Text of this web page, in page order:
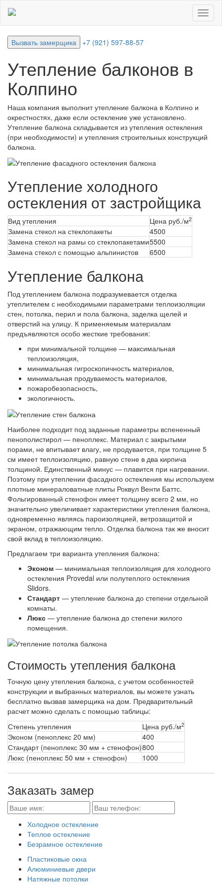
Вызвать замерщика +7 (921) 597-88-57
Утепление балконов в
Колпино
Наша компания выполнит утепление балкона в Колпино и
окрестностях, даже если остекление уже установлено.
Утепление балкона складывается из утепления остекления
(при необходимости) и утепления строительных конструкций
балкона.
Утепление холодного
остекления от застройщика
Вид утепления Цена руб./м2
Замена стекол на стеклопакеты
4500
Замена стекол на рамы со стеклопакетами5500
Замена стекол с помощью альпинистов
6500
Утепление балкона
Под утеплением балкона подразумевается отделка
утеплителем с необходимыми параметрами теплоизоляции
стен, потолка, перил и пола балкона, заделка щелей и
отверстий на улицу. К применяемым материалам
предъявляются особо жесткие требования:
при минимальной толщине — максимальная
теплоизоляция,
минимальная гигроскопичность материалов,
минимальная продуваемость материалов,
пожаробезопасность,
экологичность.
Наиболее подходит под заданные параметры вспененный
пенополистирол — пеноплекс. Материал с закрытыми
порами, не впитывает влагу, не продувается, при толщине 5
см имеет теплоизоляцию, равную стене в два кирпича
толщиной. Единственный минус — плавится при нагревании.
Поэтому при утеплении фасадного остекления мы используем
плотные минераловатные плиты Роквул Венти Баттс.
Фольгированный стенофон имеет толщину всего 2 мм, но
значительно увеличивает характеристики утепления балкона,
одновременно являясь пароизоляцией, ветрозащитой и
экраном, отражающим тепло. Отделка балкона так же вносит
свой вклад в теплоизоляцию.
Предлагаем три варианта утепления балкона:
Эконом — минимальная теплоизоляция для холодного
остекления Provedal или полутеплого остекления
Slidors.
Стандарт — утепление балкона до степени отдельной
комнаты.
Люкс — утепление балкона до степени жилого
помещения.
Стоимость утепления балкона
Точную цену утепления балкона, с учетом особенностей
конструкции и выбранных материалов, вы можете узнать
бесплатно вызвав замерщика на дом. Предварительный
расчет можно сделать с помощью таблицы:
Степень утепления
Цена руб./м2
Эконом (пеноплекс 20 мм)
400
Стандарт (пеноплекс 30 мм + стенофон)800
Люкс (пеноплекс 50 мм + стенофон)
1000
Заказать замер
Холодное остекление
Теплое остекление
Безрамное остекление
Пластиковые окна
Алюминиевые двери
Натяжные потолки